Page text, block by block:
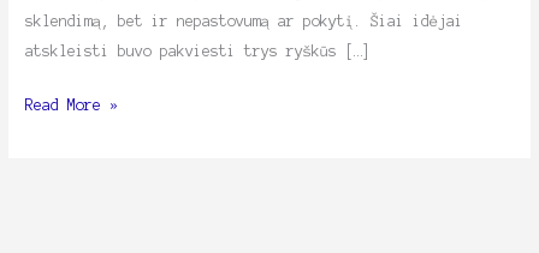
sklendimą, bet ir nepastovumą ar pokytį. Šiai idėjai
atskleisti buvo pakviesti trys ryškūs […]
Read More »